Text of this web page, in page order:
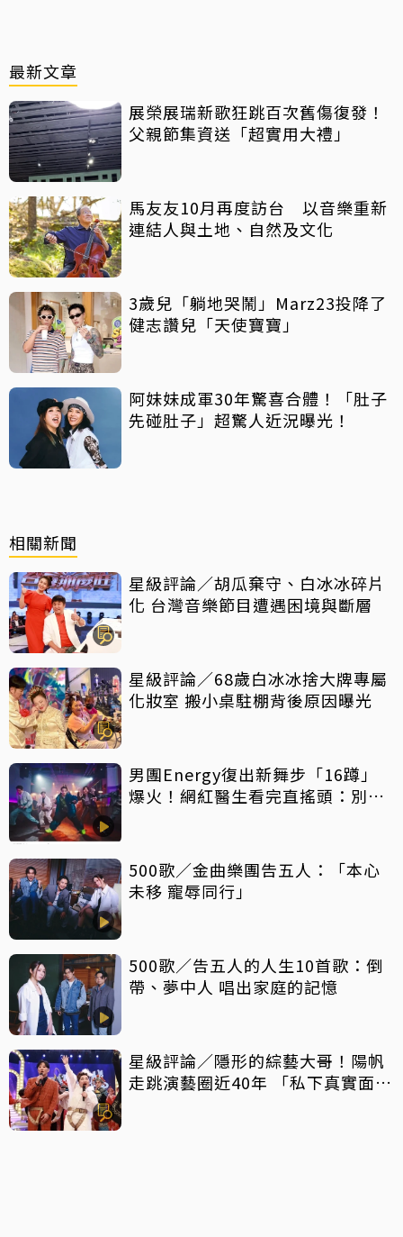
最新文章
展榮展瑞新歌狂跳百次舊傷復發！
父親節集資送「超實用大禮」
馬友友10月再度訪台 以音樂重新
連結人與土地、自然及文化
3歲兒「躺地哭鬧」Marz23投降了
健志讚兒「天使寶寶」
阿妹妹成軍30年驚喜合體！「肚子
先碰肚子」超驚人近況曝光！
相關新聞
星級評論／胡瓜棄守、白冰冰碎片
化 台灣音樂節目遭遇困境與斷層
星級評論／68歲白冰冰捨大牌專屬
化妝室 搬小桌駐棚背後原因曝光
男團Energy復出新舞步「16蹲」
爆火！網紅醫生看完直搖頭：別亂
500歌／金曲樂團告五人：「本心
未移 寵辱同行」
500歌／告五人的人生10首歌：倒
帶、夢中人 唱出家庭的記憶
星級評論／隱形的綜藝大哥！陽帆
走跳演藝圈近40年 「私下真實面」